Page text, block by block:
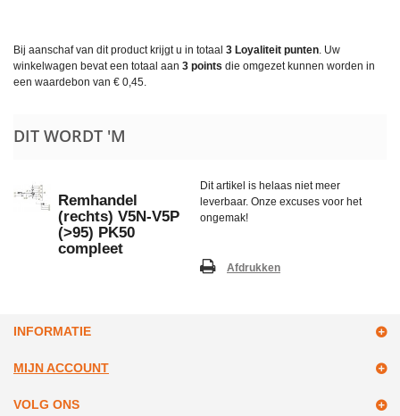
Bij aanschaf van dit product krijgt u in totaal 3 Loyaliteit punten. Uw
winkelwagen bevat een totaal aan 3 points die omgezet kunnen worden in
een waardebon van € 0,45.
DIT WORDT 'M
Remhandel
(rechts) V5N-V5P
(>95) PK50
compleet
Dit artikel is helaas niet meer
leverbaar. Onze excuses voor het
ongemak!
Afdrukken
INFORMATIE
MIJN ACCOUNT
VOLG ONS